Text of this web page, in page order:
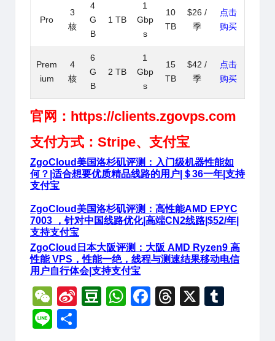
Pro
3
核
4
G
B
1 TB
1
Gbp
s
10
TB
$26 /
季
点击
购买
Prem
ium
4
核
6
G
B
2 TB
1
Gbp
s
15
TB
$42 /
季
点击
购买
官网： https://clients.zgovps.com
支付方式：Stripe、支付宝
ZgoCloud美国洛杉矶评测：入门级机器性能如
何？|适合想要优质精品线路的用户|＄36一年|支持
支付宝
ZgoCloud美国洛杉矶评测：高性能AMD EPYC
7003 ，针对中国线路优化|高端CN2线路|$52/年|
支持支付宝
ZgoCloud日本大阪评测：大阪 AMD Ryzen9 高
性能 VPS，性能一绝，线程与测速结果移动电信
用户自行体会|支持支付宝
W
e
C
Si
D
W
F
T
X
Li